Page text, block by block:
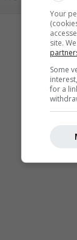
Your
site.
Some
for a